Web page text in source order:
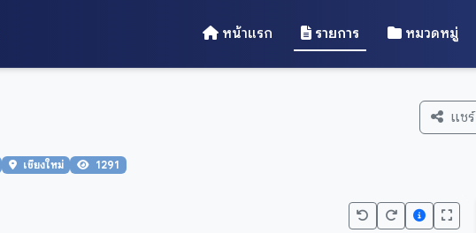
หน้าแรก รายการ หมวดหมู่
แชร์
เชียงใหม่ 1291